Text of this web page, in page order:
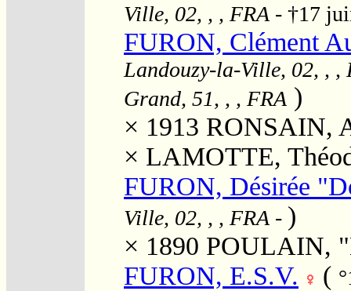
Ville, 02, , , FRA - †17
FURON, Clément
Landouzy-la-Ville, 02, , ,
Grand, 51, , , FRA )
× 1913 RONSAIN,
× LAMOTTE,
FURON, Désirée
Ville, 02, , , FRA - )
× 1890 POULAIN,
FURON, E.S.V.
(